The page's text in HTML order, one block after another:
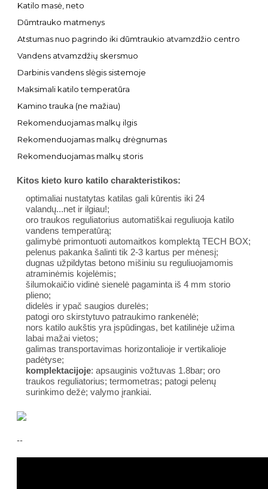
Katilo masė, neto
Dūmtrauko matmenys
Atstumas nuo pagrindo iki dūmtraukio atvamzdžio centro
Vandens atvamzdžių skersmuo
Darbinis vandens slėgis sistemoje
Maksimali katilo temperatūra
Kamino trauka (ne mažiau)
Rekomenduojamas malkų ilgis
Rekomenduojamas malkų drėgnumas
Rekomenduojamas malkų storis
Kitos kieto kuro katilo charakteristikos:
optimaliai nustatytas katilas gali kūrentis iki 24
valandų...net ir ilgiau!;
oro traukos reguliatorius automatiškai reguliuoja katilo
vandens temperatūrą;
galimybė primontuoti automaitkos komplektą TECH BOX;
pelenus pakanka šalinti tik 2-3 kartus per mėnesį;
dugnas užpildytas betono mišiniu su reguliuojamomis
atraminėmis kojelėmis;
šilumokaičio vidinė sienelė pagaminta iš 4 mm storio
plieno;
didelės ir ypač saugios durelės;
patogi oro skirstytuvo patraukimo rankenėlė;
nors katilo aukštis yra įspūdingas, bet katilinėje užima
labai mažai vietos;
galimas transportavimas horizontalioje ir vertikalioje
padėtyse;
komplektacijoje: apsauginis vožtuvas 1.8bar; oro
traukos reguliatorius; termometras; patogi pelenų
surinkimo dežė; valymo įrankiai.
--